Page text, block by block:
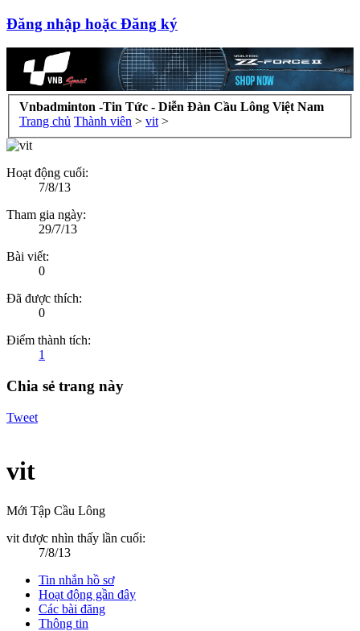
Đăng nhập hoặc Đăng ký
Vnbadminton -Tin Tức - Diễn Đàn Cầu Lông Việt Nam
Trang chủ Thành viên > vit >
Hoạt động cuối:
7/8/13
Tham gia ngày:
29/7/13
Bài viết:
0
Đã được thích:
0
Điểm thành tích:
1
Chia sẻ trang này
Tweet
vit
Mới Tập Cầu Lông
vit được nhìn thấy lần cuối:
7/8/13
Tin nhắn hồ sơ
Hoạt động gần đây
Các bài đăng
Thông tin